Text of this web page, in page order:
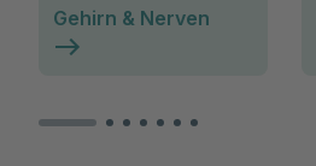
Gehirn & Nerven